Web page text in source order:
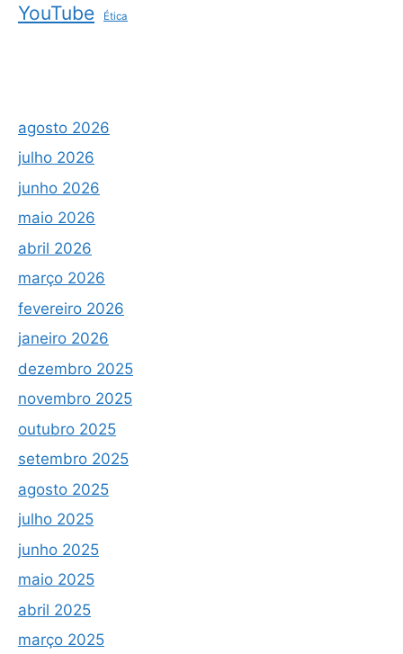
YouTube Ética
agosto 2026
julho 2026
junho 2026
maio 2026
abril 2026
março 2026
fevereiro 2026
janeiro 2026
dezembro 2025
novembro 2025
outubro 2025
setembro 2025
agosto 2025
julho 2025
junho 2025
maio 2025
abril 2025
março 2025